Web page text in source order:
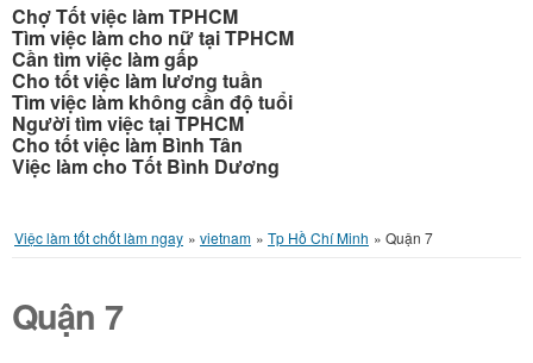
Chợ Tốt việc làm TPHCM
Tìm việc làm cho nữ tại TPHCM
Cần tìm việc làm gấp
Cho tốt việc làm lương tuần
Tìm việc làm không cần độ tuổi
Người tìm việc tại TPHCM
Cho tốt việc làm Bình Tân
Việc làm cho Tốt Bình Dương
Việc làm tốt chốt làm ngay » vietnam » Tp Hồ Chí Minh » Quận 7
Quận 7